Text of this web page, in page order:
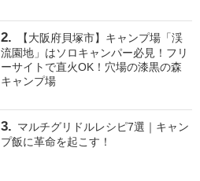
【大阪府貝塚市】キャンプ場「渓
流園地」はソロキャンパー必見！フリ
ーサイトで直火OK！穴場の漆黒の森
キャンプ場
マルチグリドルレシピ7選｜キャン
プ飯に革命を起こす！